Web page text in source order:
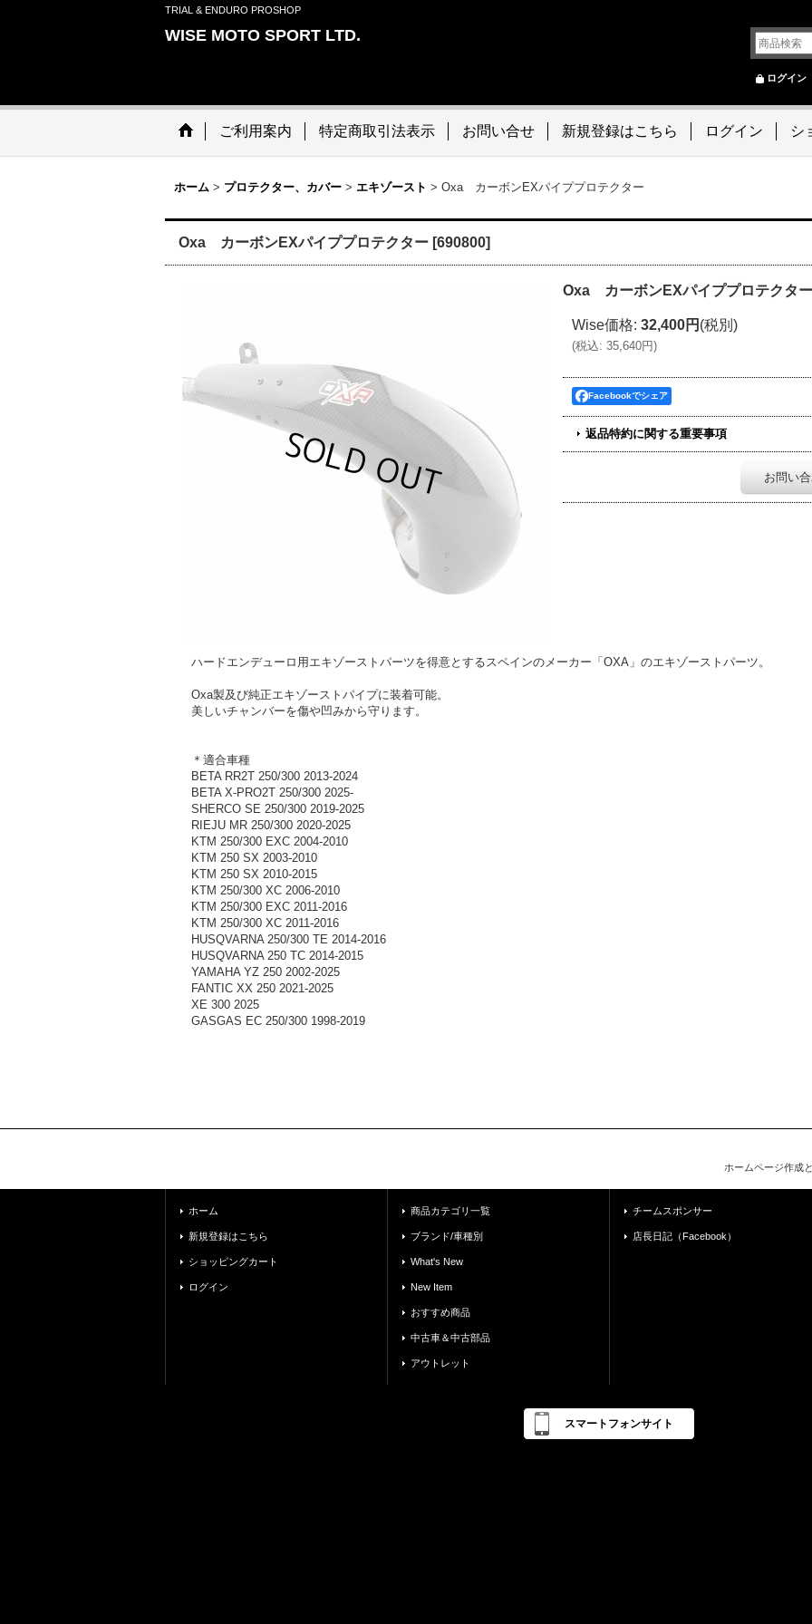
TRIAL & ENDURO PROSHOP
WISE MOTO SPORT LTD.
ログイン
ご利用案内 特定商取引法表示 お問い合せ 新規登録はこちら ログイン シ
ホーム > プロテクター、カバー > エキゾースト > Oxa カーボンEXパイププロテクター
Oxa カーボンEXパイププロテクター [690800]
Oxa カーボンEXパイププロテクター
Wise価格: 32,400円 (税別)
(税込: 35,640円)
Facebookでシェア
返品特約に関する重要事項
お問い
ハードエンデューロ用エキゾーストパーツを得意とするスペインのメーカー「OXA」のエキゾーストパーツ。
Oxa製及び純正エキゾーストパイプに装着可能。
美しいチャンバーを傷や凹みから守ります。
＊適合車種
BETA RR2T 250/300 2013-2024
BETA X-PRO2T 250/300 2025-
SHERCO SE 250/300 2019-2025
RIEJU MR 250/300 2020-2025
KTM 250/300 EXC 2004-2010
KTM 250 SX 2003-2010
KTM 250 SX 2010-2015
KTM 250/300 XC 2006-2010
KTM 250/300 EXC 2011-2016
KTM 250/300 XC 2011-2016
HUSQVARNA 250/300 TE 2014-2016
HUSQVARNA 250 TC 2014-2015
YAMAHA YZ 250 2002-2025
FANTIC XX 250 2021-2025
XE 300 2025
GASGAS EC 250/300 1998-2019
ホームページ作成
ホーム
新規登録はこちら
ショッピングカート
ログイン
商品カテゴリ一覧
ブランド/車種別
What's New
New Item
おすすめ商品
中古車＆中古部品
アウトレット
チームスポンサー
店長日記（Facebook）
スマートフォンサイト